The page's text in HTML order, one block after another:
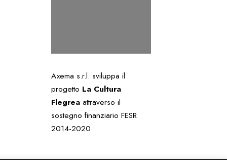
Axema s.r.l. sviluppa il
progetto La Cultura
Flegrea attraverso il
sostegno finanziario FESR
2014-2020.